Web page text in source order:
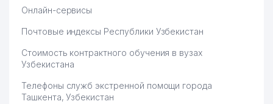
Онлайн-сервисы
Почтовые индексы Республики Узбекистан
Стоимость контрактного обучения в вузах
Узбекистана
Телефоны служб экстренной помощи города
Ташкента, Узбекистан